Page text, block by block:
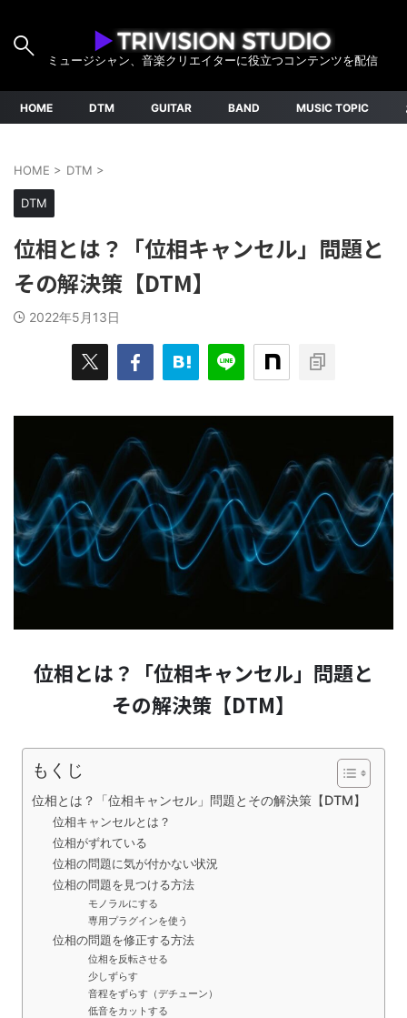
ミュージシャン、音楽クリエイターに役立つコンテンツを配信
HOME DTM GUITAR BAND MUSIC TOPIC
HOME > DTM >
DTM
位相とは？「位相キャンセル」問題と
その解決策【DTM】
2022年5月13日
位相とは？「位相キャンセル」問題と
その解決策【DTM】
もくじ
位相とは？「位相キャンセル」問題とその解決策【DTM】
位相キャンセルとは？
位相がずれている
位相の問題に気が付かない状況
位相の問題を見つける方法
モノラルにする
専用プラグインを使う
位相の問題を修正する方法
位相を反転させる
少しずらす
音程をずらす（デチューン）
低音をカットする